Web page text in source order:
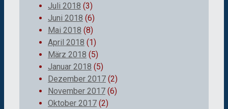
Juli 2018 (3)
Juni 2018 (6)
Mai 2018 (8)
April 2018 (1)
März 2018 (5)
Januar 2018 (5)
Dezember 2017 (2)
November 2017 (6)
Oktober 2017 (2)